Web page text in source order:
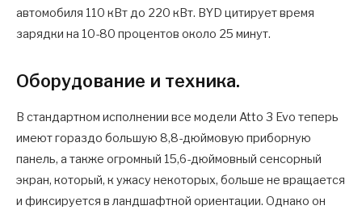
автомобиля 110 кВт до 220 кВт. BYD цитирует время
зарядки на 10-80 процентов около 25 минут.
Оборудование и техника.
В стандартном исполнении все модели Atto 3 Evo теперь
имеют гораздо большую 8,8-дюймовую приборную
панель, а также огромный 15,6-дюймовный сенсорный
экран, который, к ужасу некоторых, больше не вращается
и фиксируется в ландшафтной ориентации. Однако он